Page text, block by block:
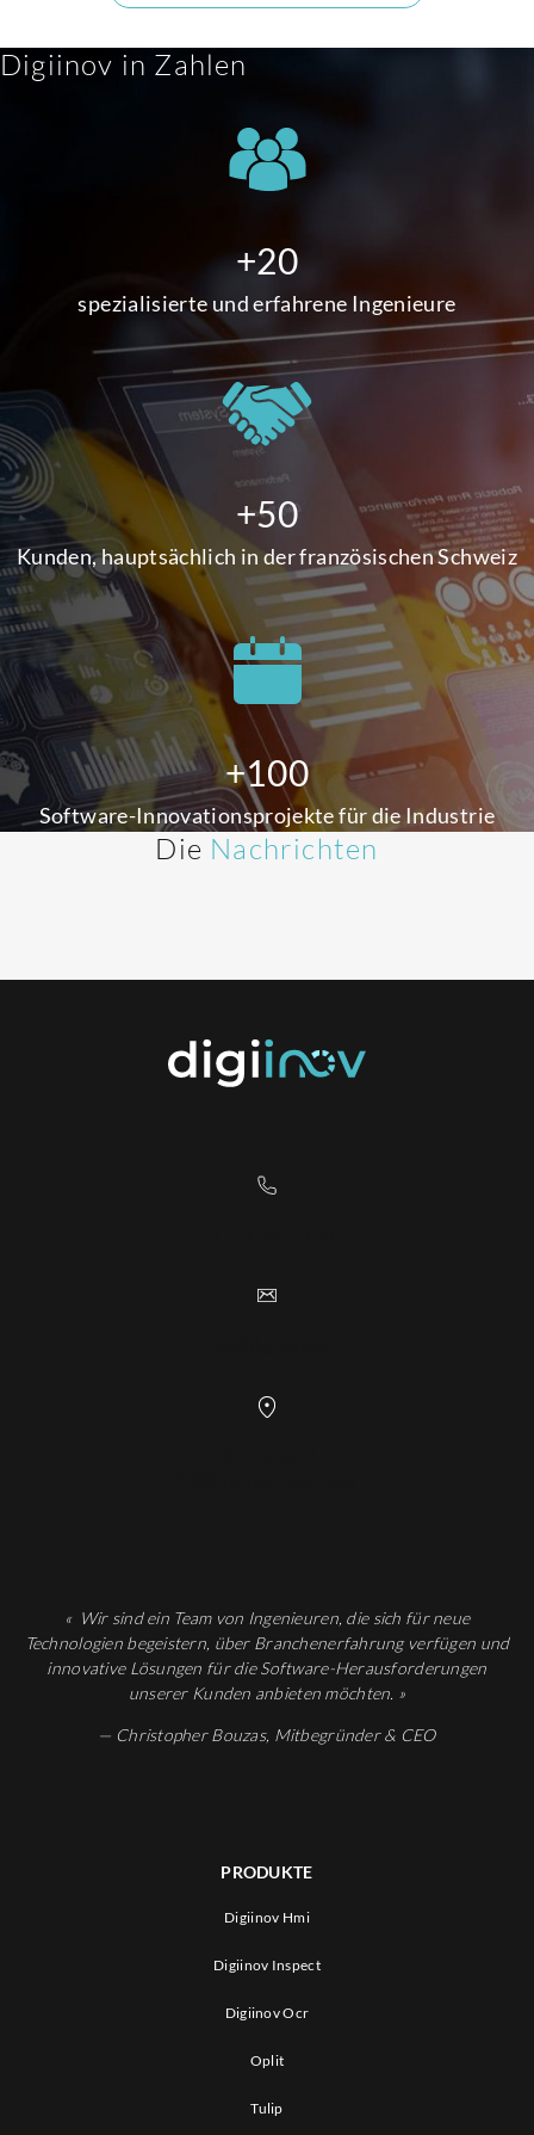
Digiinov in Zahlen
+20
spezialisierte und erfahrene Ingenieure
+50
Kunden, hauptsächlich in der französischen Schweiz
+100
Software-Innovationsprojekte für die Industrie
Die Nachrichten
« Wir sind ein Team von Ingenieuren, die sich für neue
Technologien begeistern, über Branchenerfahrung verfügen und
innovative Lösungen für die Software-Herausforderungen
unserer Kunden anbieten möchten. »
— Christopher Bouzas, Mitbegründer & CEO
PRODUKTE
Digiinov Hmi
Digiinov Inspect
Digiinov Ocr
Oplit
Tulip